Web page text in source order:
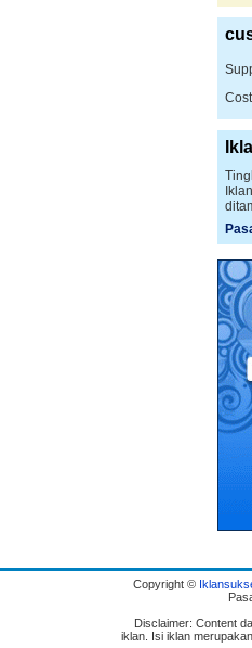
Copyright ©
Disclaimer: Content
iklan. Isi iklan